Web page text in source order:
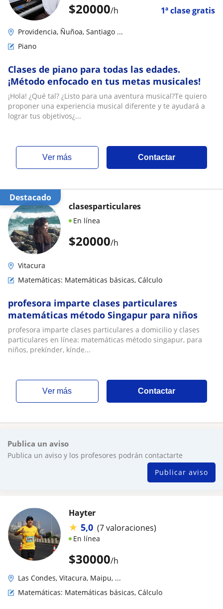
$20000/h 1ª clase gratis
Providencia, Ñuñoa, Santiago ...
Piano
Clases de piano para todas las edades.
¡Método enfocado en tus metas musicales!
¡Hola! ¿Qué tal? ¿Listo para una aventura musical?Te quiero
proponer una experiencia musical diferente y te ayudará a
lograr tus objetivos¿...
ver más Contactar
Destacado
$20000/h
clasesparticulares
En línea
Vitacura
Matemáticas: Matemáticas básicas, Cálculo
profesora imparte clases particulares
matemáticas método Singapur para niños
profesora imparte clases particulares a domicilio y clases
particulares en línea: matemáticas método singapur, para
niños, prekínder, kínde...
ver más Contactar
Publica un aviso
Publica un aviso y los profesores podrán contactarte
Publicar aviso
$30000/h
Hayter
★ 5,0 (7 valoraciones)
En línea
Las Condes, Vitacura, Maipu, ...
Matemáticas: Matemáticas básicas, Cálculo